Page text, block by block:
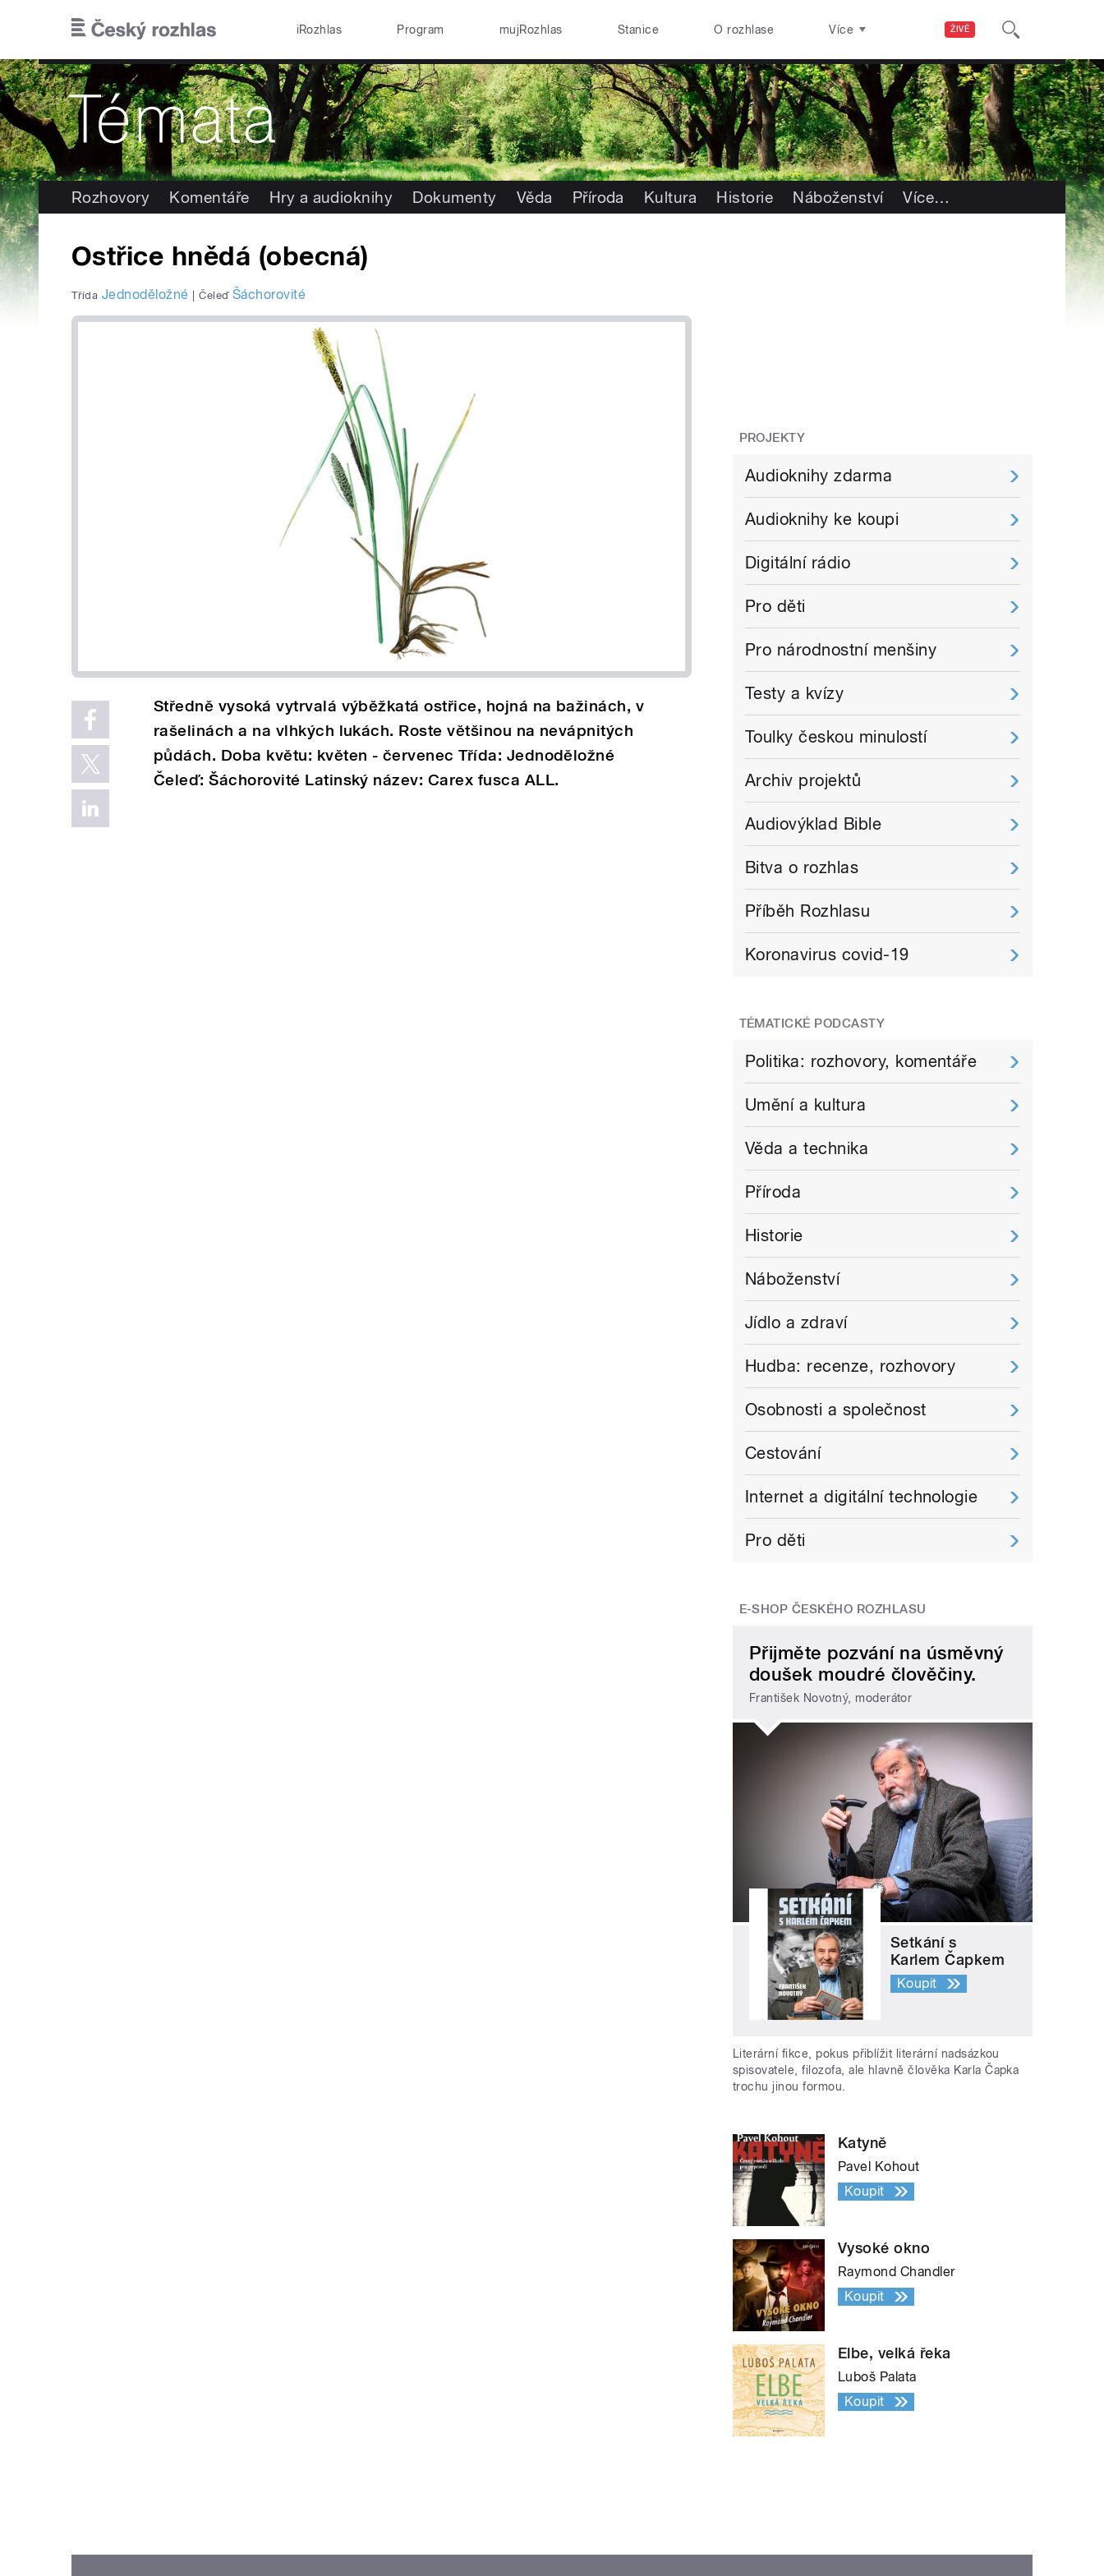
ŽIVĚ
iRozhlas Program mujRozhlas Stanice O rozhlase Více
Rozhovory Komentáře Hry a audioknihy Dokumenty Věda Příroda Kultura Historie Náboženství Více…
Ostřice hnědá (obecná)
Třída Jednoděložné Čeleď Šáchorovité
Středně vysoká vytrvalá výběžkatá ostřice, hojná na bažinách, v
rašelinách a na vlhkých lukách. Roste většinou na nevápnitých
půdách. Doba květu: květen - červenec Třída: Jednoděložné
Čeleď: Šáchorovité Latinský název: Carex fusca ALL.
PROJEKTY
Audioknihy zdarma
Audioknihy ke koupi
Digitální rádio
Pro děti
Pro národnostní menšiny
Testy a kvízy
Toulky českou minulostí
Archiv projektů
Audiovýklad Bible
Bitva o rozhlas
Příběh Rozhlasu
Koronavirus covid-19
TÉMATICKÉ PODCASTY
Politika: rozhovory, komentáře
Umění a kultura
Věda a technika
Příroda
Historie
Náboženství
Jídlo a zdraví
Hudba: recenze, rozhovory
Osobnosti a společnost
Cestování
Internet a digitální technologie
Pro děti
E-SHOP ČESKÉHO ROZHLASU
Přijměte pozvání na úsměvný
doušek moudré člověčiny.
František Novotný, moderátor
Setkání s
Karlem Čapkem
Koupit
Literární fikce, pokus přiblížit literární nadsázkou
spisovatele, filozofa, ale hlavně člověka Karla Čapka
trochu jinou formou.
Katyně
Pavel Kohout
Koupit
Vysoké okno
Raymond Chandler
Koupit
Elbe, velká řeka
Luboš Palata
Koupit